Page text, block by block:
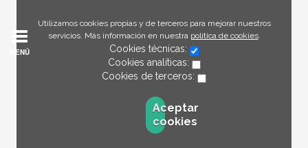
Utilizamos cookies propias y de terceros para mejorar nuestros
servicios. Más información en nuestra política de cookies.
Cookies técnicas:
Cookies analíticas:
Cookies de terceros:
Aceptar
cookies
MENÚ